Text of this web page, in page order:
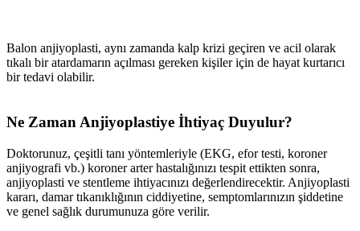
Balon anjiyoplasti, aynı zamanda kalp krizi geçiren ve acil olarak
tıkalı bir atardamarın açılması gereken kişiler için de hayat kurtarıcı
bir tedavi olabilir.
Ne Zaman Anjiyoplastiye İhtiyaç Duyulur?
Doktorunuz, çeşitli tanı yöntemleriyle (EKG, efor testi, koroner
anjiyografi vb.) koroner arter hastalığınızı tespit ettikten sonra,
anjiyoplasti ve stentleme ihtiyacınızı değerlendirecektir. Anjiyoplasti
kararı, damar tıkanıklığının ciddiyetine, semptomlarınızın şiddetine
ve genel sağlık durumunuza göre verilir.